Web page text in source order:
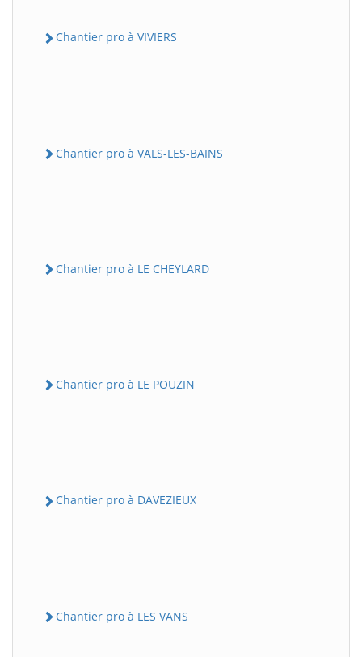
Chantier pro à VIVIERS
Chantier pro à VALS-LES-BAINS
Chantier pro à LE CHEYLARD
Chantier pro à LE POUZIN
Chantier pro à DAVEZIEUX
Chantier pro à LES VANS